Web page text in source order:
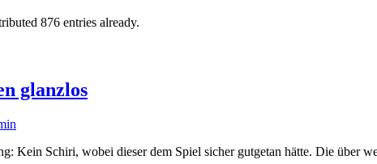
876 entries already.
glanzlos
Kein Schiri, wobei dieser dem Spiel sicher gutgetan hätte. Die über